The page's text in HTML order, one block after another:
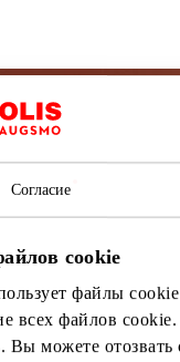
Согласие
cookie
файлы
всех файлов
Вы можете